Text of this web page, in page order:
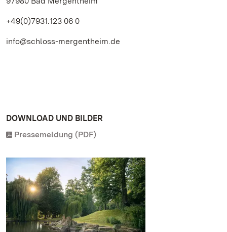
+49(0)7931.123 06 0
info@schloss-mergentheim.de
DOWNLOAD UND BILDER
Pressemeldung (PDF)